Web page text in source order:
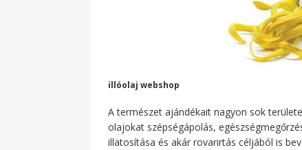
illóolaj webshop
A természet ajándékait nagyon sok
olajokat szépségápolás,
illatosítása és akár rovarirtás céljából is